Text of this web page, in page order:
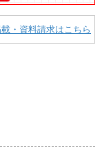
・資料請求はこちら